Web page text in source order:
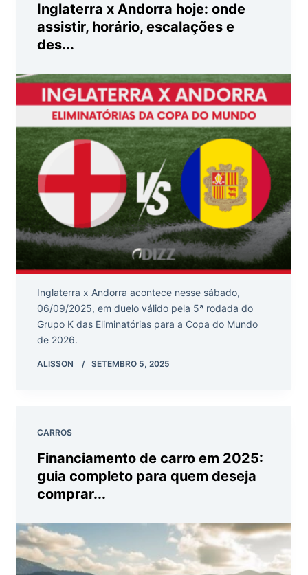
Inglaterra x Andorra hoje: onde
assistir, horário, escalações e
des...
Inglaterra x Andorra acontece nesse sábado,
06/09/2025, em duelo válido pela 5ª rodada do
Grupo K das Eliminatórias para a Copa do Mundo
de 2026.
ALISSON SETEMBRO 5, 2025
CARROS
Financiamento de carro em 2025:
guia completo para quem deseja
comprar...